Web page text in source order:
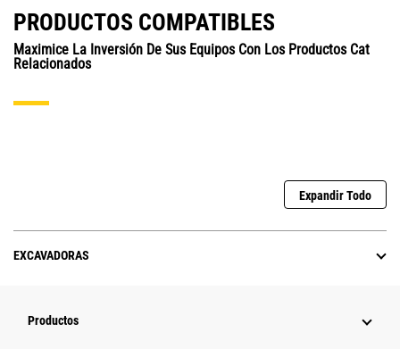
PRODUCTOS COMPATIBLES
Maximice La Inversión De Sus Equipos Con Los Productos Cat
Relacionados
Expandir Todo
EXCAVADORAS
Productos